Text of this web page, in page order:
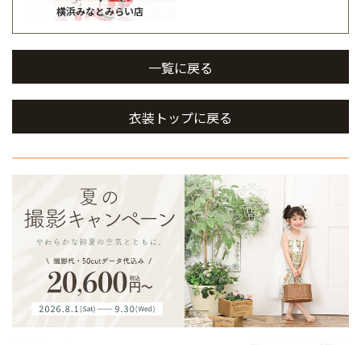
横浜みなとみらい店
一覧に戻る
衣装トップに戻る